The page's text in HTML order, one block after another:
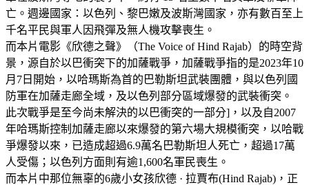
亡。週邊國家：以色列、黎巴嫩及波斯灣國家，亦有數百至上
千名平民與軍人因飛彈及無人機攻擊喪生。
而本片電影《欣德之聲》（The Voice of Hind Rajab）的時空背
景，源自於以巴衝突下的加薩戰爭，加薩戰爭指的是2023年10
月7日開始，以哈瑪斯為首的巴勒斯坦武裝團體，與以色列國
防軍在加薩走廊全域，及以色列部分區域爆發的武裝衝突。
此次戰爭是至今尚未解決的以巴衝突的一部分]，以及自2007
年哈瑪斯控制加薩走廊以來爆發的第六場大規模衝突，以哈戰
爭爆發以來，已造成超過6.9萬名巴勒斯坦人死亡，超過17萬
人受傷；以色列方面則有逾1,600名軍民喪生。
而本片中那位無辜的6歲小女孩欣德 · 拉賈布(Hind Rajab)，正